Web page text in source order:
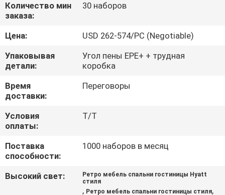
СВЯЖИТЕСЬ
МЫ
СПРОСИТЕ
ЦИТАТУ
КАРТА
САЙТА
PRIVACY
POLICY
Количество мин
заказа:
30 наборов
Цена:
USD 262-574/PC (Negotiable)
Упаковывая
детали:
Угол пены EPE+ + трудная
коробка
Время
доставки:
Переговоры
Условия
оплаты:
T/T
Поставка
способности:
1000 наборов в месяц
Высокий свет:
Ретро мебель спальни гостиницы Hyatt
стиля
, Ретро мебель спальни гостиницы стиля,